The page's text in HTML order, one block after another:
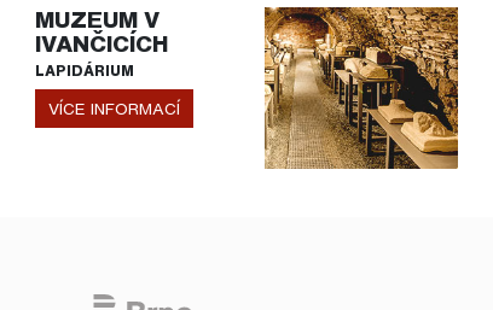
MUZEUM V
IVANČICÍCH
LAPIDÁRIUM
VÍCE INFORMACÍ